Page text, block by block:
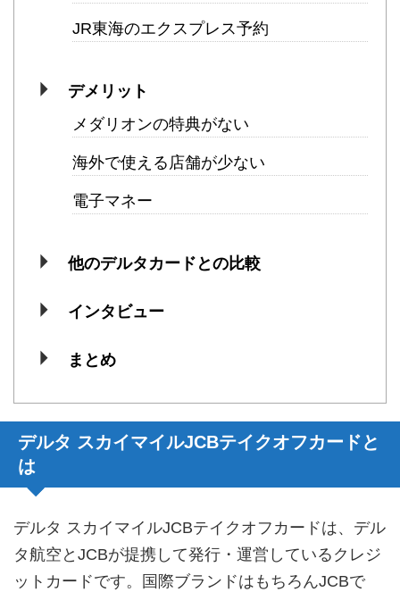
JR東海のエクスプレス予約
デメリット
メダリオンの特典がない
海外で使える店舗が少ない
電子マネー
他のデルタカードとの比較
インタビュー
まとめ
デルタ スカイマイルJCBテイクオフカードと
は
デルタ スカイマイルJCBテイクオフカードは、デル
タ航空とJCBが提携して発行・運営しているクレジ
ットカードです。国際ブランドはもちろんJCBで